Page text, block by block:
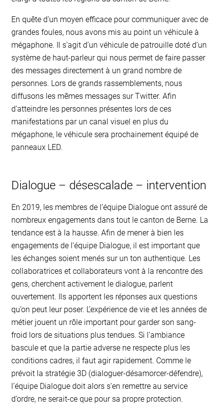
En quête d’un moyen efficace pour communiquer avec de
grandes foules, nous avons mis au point un véhicule à
mégaphone. Il s’agit d’un véhicule de patrouille doté d’un
système de haut-parleur qui nous permet de faire passer
des messages directement à un grand nombre de
personnes. Lors de grands rassemblements, nous
diffusons les mêmes messages sur Twitter. Afin
d’atteindre les personnes présentes lors de ces
manifestations par un canal visuel en plus du
mégaphone, le véhicule sera prochainement équipé de
panneaux LED.
Dialogue – désescalade – intervention
En 2019, les membres de l’équipe Dialogue ont assuré de
nombreux engagements dans tout le canton de Berne. La
tendance est à la hausse. Afin de mener à bien les
engagements de l’équipe Dialogue, il est important que
les échanges soient menés sur un ton authentique. Les
collaboratrices et collaborateurs vont à la rencontre des
gens, cherchent activement le dialogue, parlent
ouvertement. Ils apportent les réponses aux questions
qu’on peut leur poser. L’expérience de vie et les années de
métier jouent un rôle important pour garder son sang-
froid lors de situations plus tendues. Si l’ambiance
bascule et que la partie adverse ne respecte plus les
conditions cadres, il faut agir rapidement. Comme le
prévoit la stratégie 3D (dialoguer-désamorcer-défendre),
l’équipe Dialogue doit alors s’en remettre au service
d’ordre, ne serait-ce que pour sa propre protection.